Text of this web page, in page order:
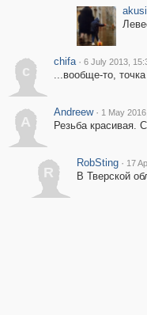
c
chifa · 6 July 2013,
...вообще-то,
A
Andreew · 1 May
Резьба красивая.
R
RobSting · 17
В Тверской